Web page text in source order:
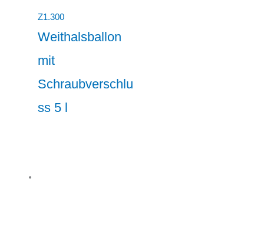
Z1.300
Weithalsballon
mit
Schraubverschlu
ss 5 l